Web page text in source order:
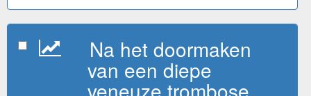
Na het doormaken
van een diepe